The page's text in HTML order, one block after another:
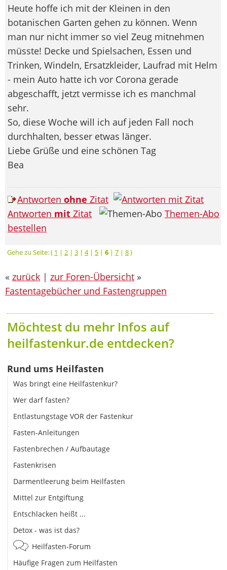
Heute hoffe ich mit der Kleinen in den
botanischen Garten gehen zu können. Wenn
man nur nicht immer so viel Zeug mitnehmen
müsste! Decke und Spielsachen, Essen und
Trinken, Windeln, Ersatzkleider, Laufrad mit Helm
- mein Auto hatte ich vor Corona gerade
abgeschafft, jetzt vermisse ich es manchmal
sehr.
So, diese Woche will ich auf jeden Fall noch
durchhalten, besser etwas länger.
Liebe Grüße und eine schönen Tag
Bea
Antworten ohne Zitat
Antworten mit Zitat
Themen-Abo
bestellen
Gehe zu Seite: ( 1 | 2 | 3 | 4| 5 | 6 | 7 | 8)
« zurück | zur Foren-Übersicht »
Fastentagebücher und Fastengruppen
Möchtest du mehr Infos auf
heilfastenkur.de entdecken?
Rund ums Heilfasten
Was bringt eine Heilfastenkur?
Wer darf fasten?
Entlastungstage VOR der Fastenkur
Fasten-Anleitungen
Fastenbrechen / Aufbautage
Fastenkrisen
Darmentleerung beim Heilfasten
Mittel zur Entgiftung
Entschlacken heißt ...
Detox - was ist das?
Heilfasten-Forum
Häufige Fragen zum Heilfasten